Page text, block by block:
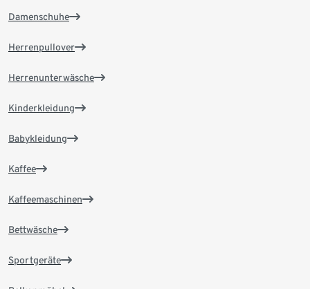
Damenschuhe
Herrenpullover
Herrenunterwäsche
Kinderkleidung
Babykleidung
Kaffee
Kaffeemaschinen
Bettwäsche
Sportgeräte